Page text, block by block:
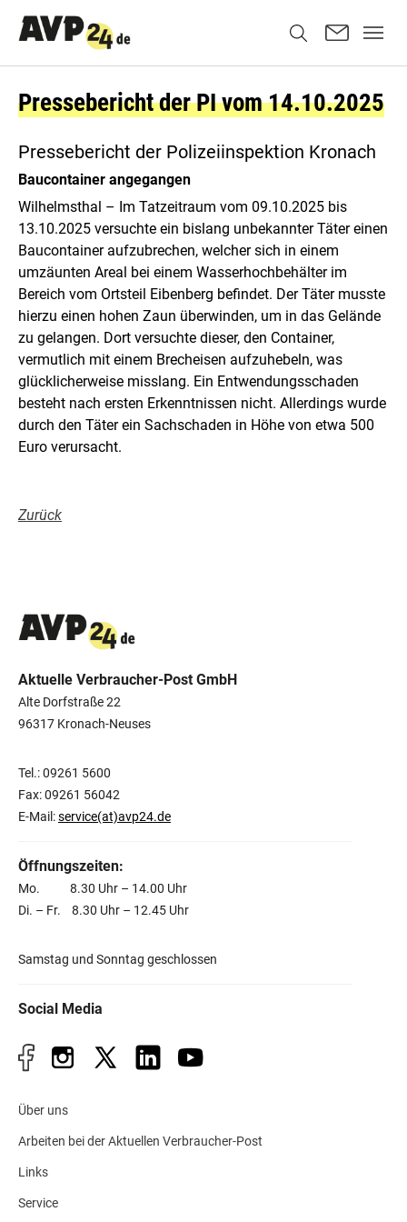
Pressebericht der PI vom 14.10.2025
Pressebericht der Polizeiinspektion Kronach
Baucontainer angegangen
Wilhelmsthal – Im Tatzeitraum vom 09.10.2025 bis
13.10.2025 versuchte ein bislang unbekannter Täter einen
Baucontainer aufzubrechen, welcher sich in einem
umzäunten Areal bei einem Wasserhochbehälter im
Bereich vom Ortsteil Eibenberg befindet. Der Täter musste
hierzu einen hohen Zaun überwinden, um in das Gelände
zu gelangen. Dort versuchte dieser, den Container,
vermutlich mit einem Brecheisen aufzuhebeln, was
glücklicherweise misslang. Ein Entwendungsschaden
besteht nach ersten Erkenntnissen nicht. Allerdings wurde
durch den Täter ein Sachschaden in Höhe von etwa 500
Euro verursacht.
Zurück
Aktuelle Verbraucher-Post GmbH
Alte Dorfstraße 22
96317 Kronach-Neuses
Tel.: 09261 5600
Fax: 09261 56042
E-Mail:service(at)avp24.de
Öffnungszeiten:
Mo. 8.30 Uhr – 14.00 Uhr
Di. – Fr. 8.30 Uhr – 12.45 Uhr
Samstag und Sonntag geschlossen
Social Media
Über uns
Arbeiten bei der Aktuellen Verbraucher-Post
Links
Service